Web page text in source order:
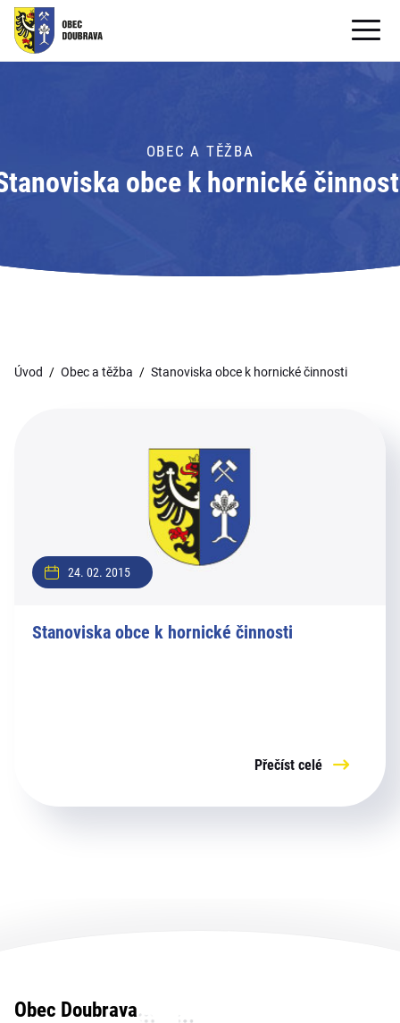
PRO OBČANY
PRO TURISTY
OBEC A TĚŽBA
obce k hornické
Úvod Obec a těžba Stanoviska obce k hornické činnosti
24. 02. 2015
Stanoviska obce k hornické činnosti
Přečíst celé
Obec Doubrava